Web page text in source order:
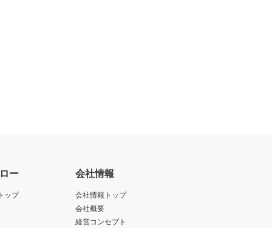
ー
ップ
会社情報
会社情報トップ
会社概要
経営コンセプト